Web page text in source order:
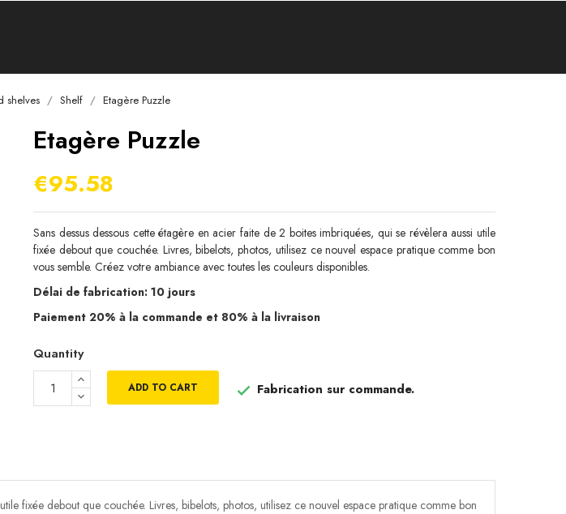
shelves Shelf Etagère Puzzle
Etagère Puzzle
€95.58
Sans dessus dessous cette étagère en acier faite de 2 boites imbriquées, qui se révèlera aussi utile
fixée debout que couchée. Livres, bibelots, photos, utilisez ce nouvel espace pratique comme bon
vous semble. Créez votre ambiance avec toutes les couleurs disponibles.
Délai de fabrication: 10 jours
Paiement 20% à la commande et 80% à la livraison
Quantity
ADD TO CART  Fabrication sur commande.
fixée debout que couchée. Livres, bibelots, photos, utilisez ce nouvel espace pratique comme bon